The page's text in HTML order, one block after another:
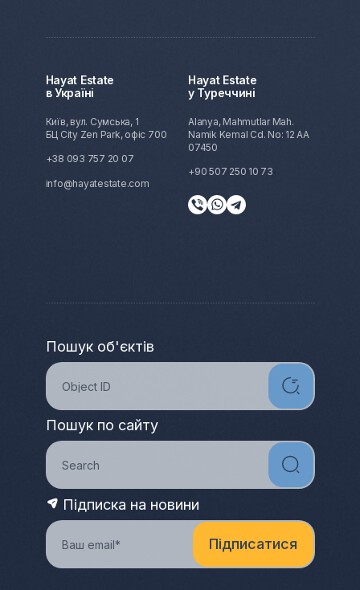
Hayat Estate
в Україні
Київ, вул. Сумська, 1
БЦ City Zen Park, офіс 700
+38 093 757 20 07
info@hayatestate.com
Hayat Estate
у Туреччині
Alanya, Mahmutlar Mah.
Namik Kemal Cd. No: 12 AA
07450
+90 507 250 10 73
Пошук об'єктів
Пошук по сайту
Підписка на новини